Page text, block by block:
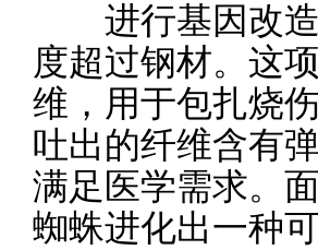
进行基因改造
度超过钢材。这
维，用于包扎烧
吐出的纤维含有
满足医学需求。
蜘蛛进化出一种